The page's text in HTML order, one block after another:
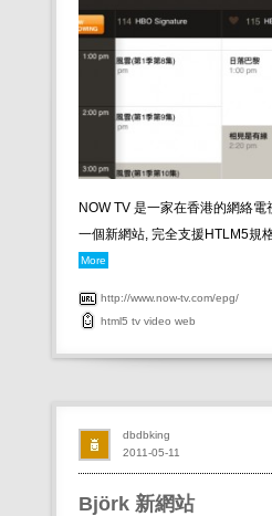
NOW TV 是一家在香港的網絡電
一個新網站, 完全支援HTLM5規
More
http://www.now-tv.com/epg/
html5 tv video web
Björk 新網站
2011-05-11
dbdbking